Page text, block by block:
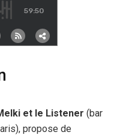
et le Listener (bar
propose de